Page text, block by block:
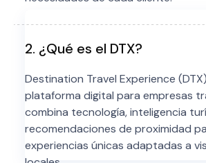
2. ¿Qué es el DTX?
Destination Travel Experience
plataforma digital para empresas
combina tecnología, inteligencia
recomendaciones de proximidad
experiencias únicas adaptadas a